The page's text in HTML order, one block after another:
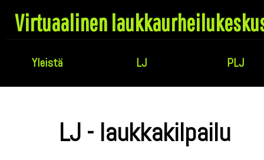
Virtuaalinen
Yleistä LJ PLJ
LJ - laukkakilpailu